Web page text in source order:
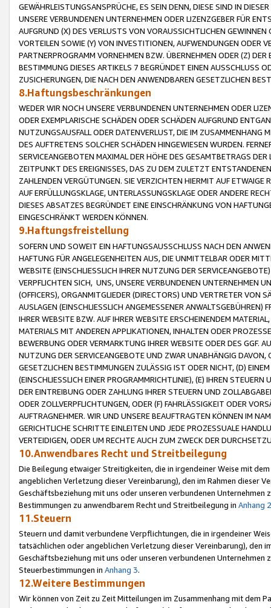
GEWÄHRLEISTUNGSANSPRÜCHE, ES SEIN DENN, DIESE SIND IN
UNSERE VERBUNDENEN UNTERNEHMEN ODER LIZENZGEBER FÜR
AUFGRUND (X) DES VERLUSTS VON VORAUSSICHTLICHEN
VORTEILEN SOWIE (Y) VON INVESTITIONEN, AUFWENDUNGEN ODER
PARTNERPROGRAMM VORNEHMEN BZW. ÜBERNEHMEN ODER (Z)
BESTIMMUNG DIESES ARTIKELS 7 BEGRÜNDET EINEN AUSSCHLUSS
ZUSICHERUNGEN, DIE NACH DEN ANWENDBAREN GESETZLICHEN
8.Haftungsbeschränkungen
WEDER WIR NOCH UNSERE VERBUNDENEN UNTERNEHMEN ODER
ODER EXEMPLARISCHE SCHÄDEN ODER SCHÄDEN AUFGRUND
NUTZUNGSAUSFALL ODER DATENVERLUST, DIE IM ZUSAMMENHANG
DES AUFTRETENS SOLCHER SCHÄDEN HINGEWIESEN WURDEN.
SERVICEANGEBOTEN MAXIMAL DER HÖHE DES GESAMTBETRAGS
ZEITPUNKT DES EREIGNISSES, DAS ZU DEM ZULETZT
ZAHLENDEN VERGÜTUNGEN. SIE VERZICHTEN HIERMIT AUF
AUF ERFÜLLUNGSKLAGE, UNTERLASSUNGSKLAGE ODER ANDERE
DIESES ABSATZES BEGRÜNDET EINE EINSCHRÄNKUNG VON
EINGESCHRÄNKT WERDEN KÖNNEN.
9.Haftungsfreistellung
SOFERN UND SOWEIT EIN HAFTUNGSAUSSCHLUSS NACH DEN
HAFTUNG FÜR ANGELEGENHEITEN AUS, DIE UNMITTELBAR ODER
WEBSITE (EINSCHLIESSLICH IHRER NUTZUNG DER
VERPFLICHTEN SICH, UNS, UNSERE VERBUNDENEN UNTERNEHMEN
(OFFICERS), ORGANMITGLIEDER (DIRECTORS) UND VERTRETER VON
AUSLAGEN (EINSCHLIESSLICH ANGEMESSENER
IHRER WEBSITE BZW. AUF IHRER WEBSITE ERSCHEINENDEM
MATERIALS MIT ANDEREN APPLIKATIONEN, INHALTEN ODER
BEWERBUNG ODER VERMARKTUNG IHRER WEBSITE ODER DES GGF.
NUTZUNG DER SERVICEANGEBOTE UND ZWAR UNABHÄNGIG
GESETZLICHEN BESTIMMUNGEN ZULÄSSIG IST ODER NICHT, (D)
(EINSCHLIESSLICH EINER PROGRAMMRICHTLINIE), (E) IHREN
DER EINTREIBUNG ODER ZAHLUNG IHRER STEUERN UND
ODER ZOLLVERPFLICHTUNGEN, ODER (F) FAHRLÄSSIGKEIT ODER
AUFTRAGNEHMER. WIR UND UNSERE BEAUFTRAGTEN KÖNNEN IM
GERICHTLICHE SCHRITTE EINLEITEN UND JEDE PROZESSUALE
VERTEIDIGEN, ODER UM RECHTE AUCH ZUM ZWECK DER
10.Anwendbares Recht und Streitbeilegung
Die Beilegung etwaiger Streitigkeiten, die in irgendeiner Weise mit
angeblichen Verletzung dieser Vereinbarung), den im Rahmen dieser
Geschäftsbeziehung mit uns oder unseren verbundenen
Bestimmungen zu anwendbarem Recht und Streitbeilegung in Anhang 2
11.Steuern
Steuern und damit verbundene Verpflichtungen, die in irgendeiner
tatsächlichen oder angeblichen Verletzung dieser Vereinbarung), den
Geschäftsbeziehung mit uns oder unseren verbundenen
Steuerbestimmungen in Anhang 3.
12.Weitere Bestimmungen
Wir können von Zeit zu Zeit Mitteilungen im Zusammenhang mit dem